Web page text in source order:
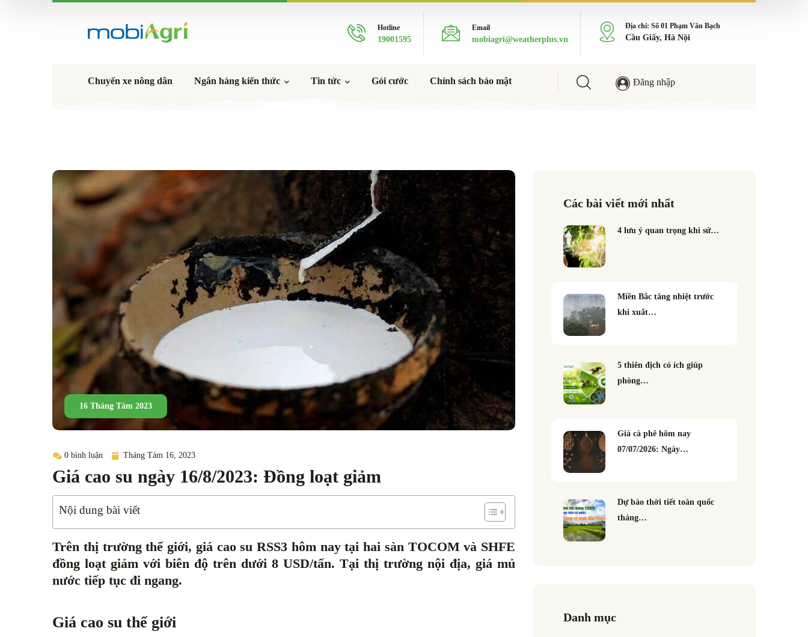
Hotline
19001595
Email
mobiagri@weatherplus.vn
Địa chỉ: Số 01 Phạm Văn Bạch
Cầu Giấy, Hà Nội
Chuyến xe nông dân Ngân hàng kiến thức Tin tức Gói cước Chính sách bảo mật Đăng nhập
16 Tháng Tám 2023
0 bình luận Tháng Tám 16, 2023
Giá cao su ngày 16/8/2023: Đồng loạt giảm
Nội dung bài viết
Trên thị trường thế giới, giá cao su RSS3 hôm nay tại hai sàn TOCOM và SHFE
đồng loạt giảm với biên độ trên dưới 8 USD/tấn. Tại thị trường nội địa, giá mủ
nước tiếp tục đi ngang.
Giá cao su thế giới
Các bài viết mới nhất
4 lưu ý quan trọng khi sử…
Miền Bắc tăng nhiệt trước
khi xuất…
5 thiên địch có ích giúp
phòng…
Giá cà phê hôm nay
07/07/2026: Ngày…
Dự báo thời tiết toàn quốc
tháng…
Danh mục